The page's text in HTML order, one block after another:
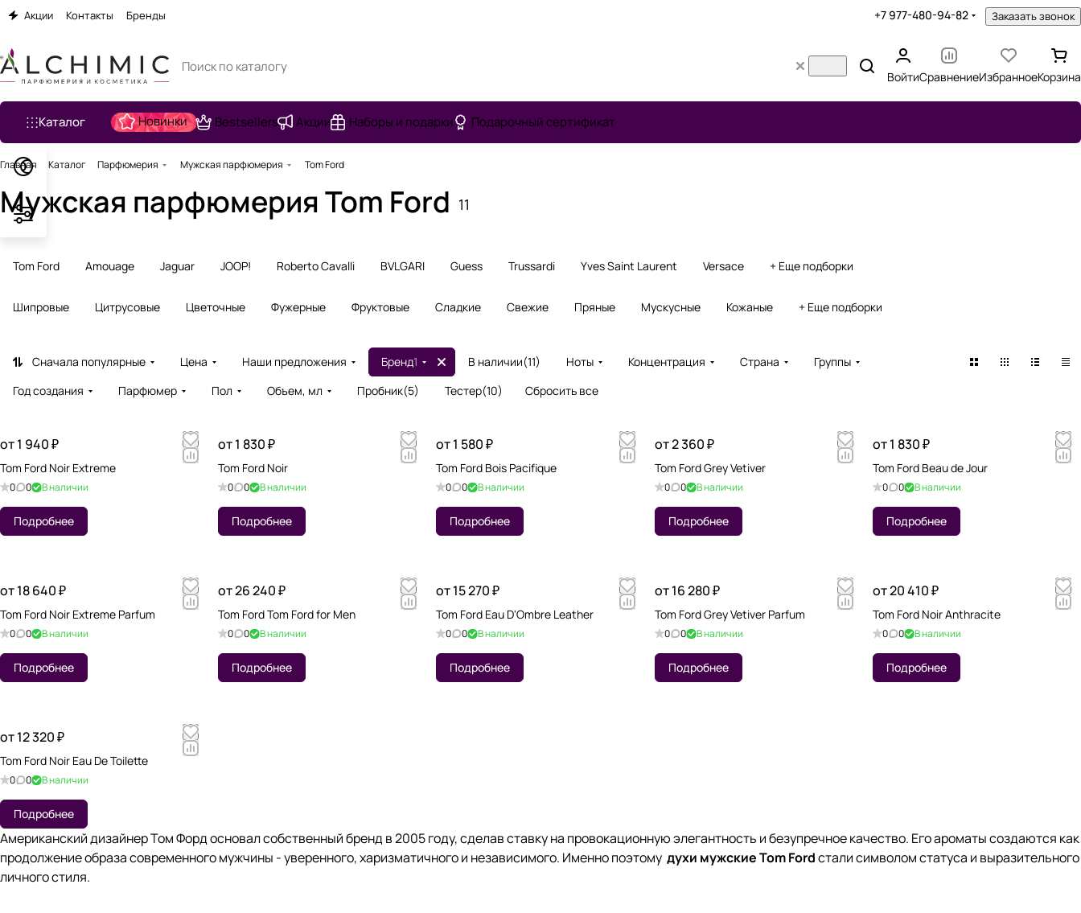
Акции Контакты Бренды +7 977-480-94-82 Заказать звонок
ВойтиСравнениеИзбранноеКорзина
Каталог Новинки Bestsellers Акции Наборы и подарки Подарочный сертификат
Главная Каталог Парфюмерия Мужская парфюмерия Tom Ford
Мужская парфюмерия Tom Ford 11
Tom Ford Amouage Jaguar JOOP! Roberto Cavalli BVLGARI Guess Trussardi Yves Saint Laurent Versace + Еще подборки
Шипровые Цитрусовые Цветочные Фужерные Фруктовые Сладкие Свежие Пряные Мускусные Кожаные + Еще подборки
Сначала популярные Цена Наши предложения Бренд1 В наличии(11) Ноты Концентрация Страна
Группы
Год создания
Парфюмер Пол Объем, мл Пробник(5) Тестер(10) Сбросить все
от 1 940 ₽
Tom Ford Noir Extreme
0 0 В наличии
Подробнее
от 1 830 ₽
Tom Ford Noir
0 0 В наличии
Подробнее
от 1 580 ₽
Tom Ford Bois Pacifique
0 0 В наличии
Подробнее
от 2 360 ₽
Tom Ford Grey Vetiver
0 0 В наличии
Подробнее
от 1 830 ₽
Tom Ford Beau de Jour
0 0 В наличии
Подробнее
от 18 640 ₽
Tom Ford Noir Extreme Parfum
0 0 В наличии
Подробнее
от 26 240 ₽
Tom Ford Tom Ford for Men
0 0 В наличии
Подробнее
от 15 270 ₽
Tom Ford Eau D'Ombre Leather
0 0 В наличии
Подробнее
от 16 280 ₽
Tom Ford Grey Vetiver Parfum
0 0 В наличии
Подробнее
от 20 410 ₽
Tom Ford Noir Anthracite
0 0 В наличии
Подробнее
от 12 320 ₽
Tom Ford Noir Eau De Toilette
0 0 В наличии
Подробнее
Американский дизайнер Том Форд основал собственный бренд в 2005 году, сделав ставку на провокационную элегантность и безупречное качество. Его ароматы создаются как
продолжение образа современного мужчины - уверенного, харизматичного и независимого. Именно поэтому духи мужскиеTom Fordстали символом статуса и выразительного
личного стиля.